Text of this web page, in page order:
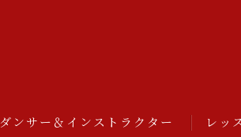
ダンサー＆インストラクター レッ